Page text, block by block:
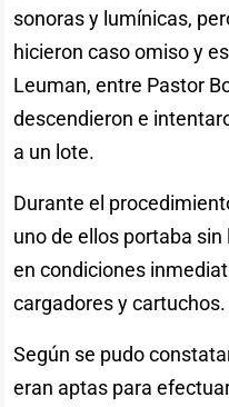
sonoras y lumínicas,
hicieron caso omiso y
Leuman, entre Pastor
descendieron e
a un lote.
Durante el
uno de ellos portaba
en condiciones
cargadores y cartuchos.
Según se pudo
eran aptas para